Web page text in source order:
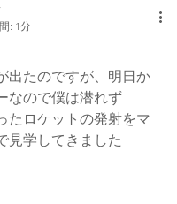
: 1分
出たのですが、明日か
なので僕は潜れず
たロケットの発射をマ
見学してきました